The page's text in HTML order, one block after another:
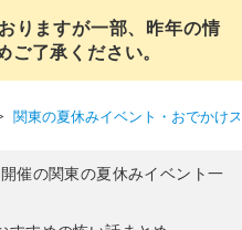
りますが一部、昨年の情
了承ください。
関東の夏休みイベント・おでかけ
催の関東の夏休みイベント一